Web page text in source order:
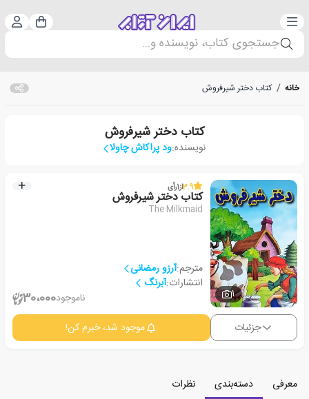
دسته‌بندی سبد
جستجوی کتاب، نویسنده و...
خانه / کتاب دختر شیرفروش
کتاب دختر شیرفروش
نویسنده:ود پراکاش چاولا
1
3.9از1رأی
کتاب دختر شیرفروش
The Milkmaid
مترجم:آرزو رمضانی
انتشارات:آبرنگ
ناموجود30،000
جزئیات موجود شد، خبرم کن!
معرفی دسته‌بندی
نظرات